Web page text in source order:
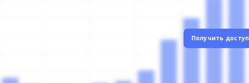
Получить доступ